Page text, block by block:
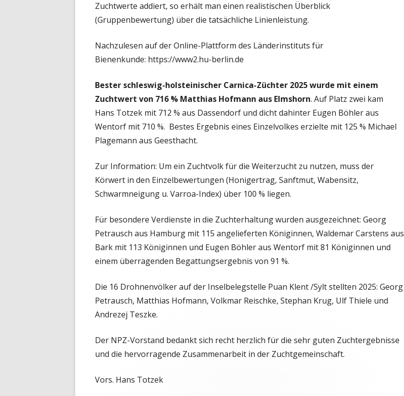
Zuchtwerte addiert, so erhält man einen realistischen Überblick
(Gruppenbewertung) über die tatsächliche Linienleistung.
Nachzulesen auf der Online-Plattform des Länderinstituts für
Bienenkunde: https://www2.hu-berlin.de
Bester schleswig-holsteinischer Carnica-Züchter 2025 wurde mit einem
Zuchtwert von 716 % Matthias Hofmann aus Elmshorn. Auf Platz zwei kam
Hans Totzek mit 712 % aus Dassendorf und dicht dahinter Eugen Böhler aus
Wentorf mit 710 %. Bestes Ergebnis eines Einzelvolkes erzielte mit 125 % Michael
Plagemann aus Geesthacht.
Zur Information: Um ein Zuchtvolk für die Weiterzucht zu nutzen, muss der
Körwert in den Einzelbewertungen (Honigertrag, Sanftmut, Wabensitz,
Schwarmneigung u. Varroa-Index) über 100 % liegen.
Für besondere Verdienste in die Zuchterhaltung wurden ausgezeichnet: Georg
Petrausch aus Hamburg mit 115 angelieferten Königinnen, Waldemar Carstens aus
Bark mit 113 Königinnen und Eugen Böhler aus Wentorf mit 81 Königinnen und
einem überragenden Begattungsergebnis von 91 %.
Die 16 Drohnenvölker auf der Inselbelegstelle Puan Klent /Sylt stellten 2025: Georg
Petrausch, Matthias Hofmann, Volkmar Reischke, Stephan Krug, Ulf Thiele und
Andrezej Teszke.
Der NPZ-Vorstand bedankt sich recht herzlich für die sehr guten Zuchtergebnisse
und die hervorragende Zusammenarbeit in der Zuchtgemeinschaft.
Vors. Hans Totzek